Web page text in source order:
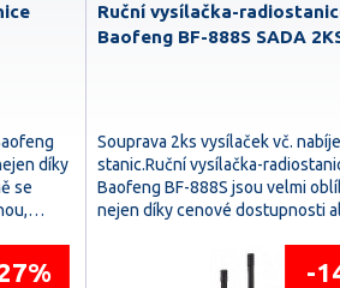
díky
se
Ruční vysílačka-
Baofeng BF-888S SADA
Souprava 2ks vysílaček vč.
stanic.Ruční vysílačka-
Baofeng BF-888S jsou velmi
nejen díky cenové dostupnosti
-